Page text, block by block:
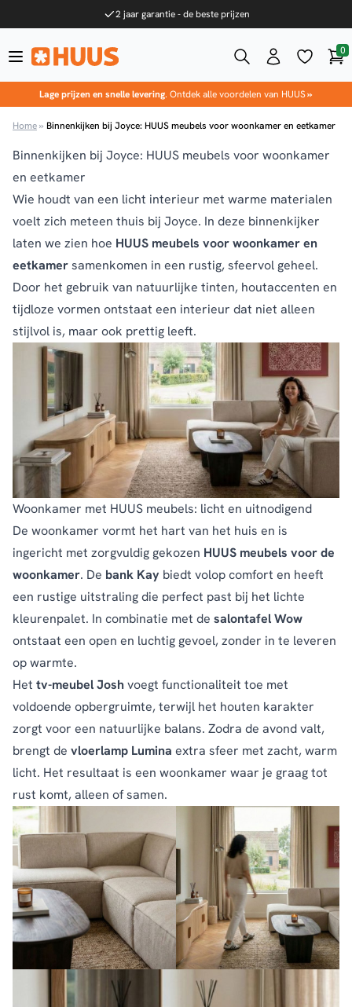
2 jaar garantie - de beste prijzen
0
Lage prijzen en snelle levering. Ontdek alle voordelen van HUUS»
Home» Binnenkijken bij Joyce: HUUS meubels voor woonkamer en eetkamer
Binnenkijken bij Joyce: HUUS meubels voor woonkamer
en eetkamer
Wie houdt van een licht interieur met warme materialen
voelt zich meteen thuis bij Joyce. In deze binnenkijker
laten we zien hoe HUUS meubels voor woonkamer en
eetkamersamenkomen in een rustig, sfeervol geheel.
Door het gebruik van natuurlijke tinten, houtaccenten en
tijdloze vormen ontstaat een interieur dat niet alleen
stijlvol is, maar ook prettig leeft.
Woonkamer met HUUS meubels: licht en uitnodigend
De woonkamer vormt het hart van het huis en is
ingericht met zorgvuldig gekozen HUUS meubels voor de
woonkamer. De bank Kay biedt volop comfort en heeft
een rustige uitstraling die perfect past bij het lichte
kleurenpalet. In combinatie met de salontafel Wow
ontstaat een open en luchtig gevoel, zonder in te leveren
op warmte.
Het tv-meubel Joshvoegt functionaliteit toe met
voldoende opbergruimte, terwijl het houten karakter
zorgt voor een natuurlijke balans. Zodra de avond valt,
brengt de vloerlamp Lumina extra sfeer met zacht, warm
licht. Het resultaat is een woonkamer waar je graag tot
rust komt, alleen of samen.